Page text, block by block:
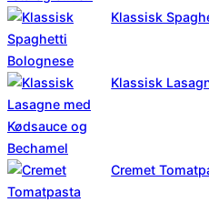
Klassisk
Klassisk
Cremet